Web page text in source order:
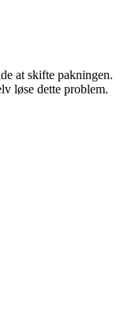
at skifte pakningen.
løse dette problem.